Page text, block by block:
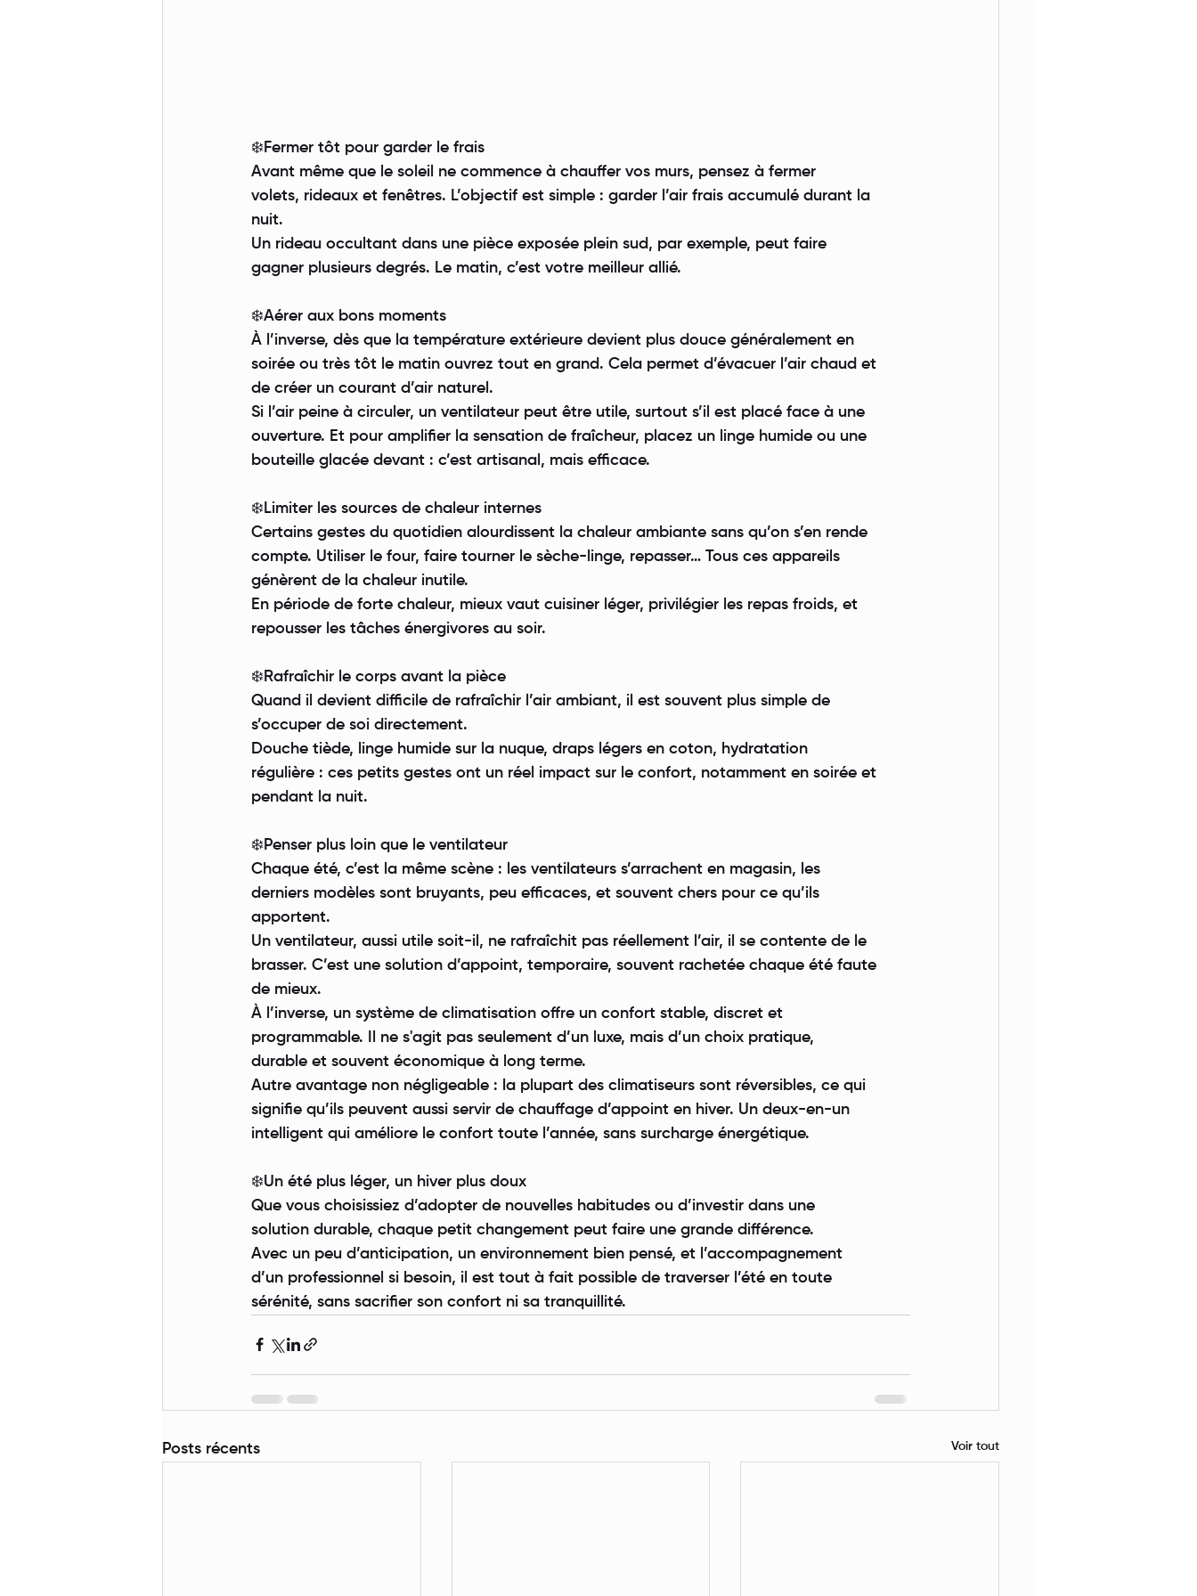
❄️Fermer tôt pour garder le frais
Avant même que le soleil ne commence à chauffer vos murs, pensez à fermer
volets, rideaux et fenêtres. L’objectif est simple : garder l’air frais accumulé durant la
nuit.
Un rideau occultant dans une pièce exposée plein sud, par exemple, peut faire
gagner plusieurs degrés. Le matin, c’est votre meilleur allié.
❄️Aérer aux bons moments
À l’inverse, dès que la température extérieure devient plus douce généralement en
soirée ou très tôt le matin ouvrez tout en grand. Cela permet d’évacuer l’air chaud et
de créer un courant d’air naturel.
Si l’air peine à circuler, un ventilateur peut être utile, surtout s’il est placé face à une
ouverture. Et pour amplifier la sensation de fraîcheur, placez un linge humide ou une
bouteille glacée devant : c’est artisanal, mais efficace.
❄️Limiter les sources de chaleur internes
Certains gestes du quotidien alourdissent la chaleur ambiante sans qu’on s’en rende
compte. Utiliser le four, faire tourner le sèche-linge, repasser… Tous ces appareils
génèrent de la chaleur inutile.
En période de forte chaleur, mieux vaut cuisiner léger, privilégier les repas froids, et
repousser les tâches énergivores au soir.
❄️Rafraîchir le corps avant la pièce
Quand il devient difficile de rafraîchir l’air ambiant, il est souvent plus simple de
s’occuper de soi directement.
Douche tiède, linge humide sur la nuque, draps légers en coton, hydratation
régulière : ces petits gestes ont un réel impact sur le confort, notamment en soirée et
pendant la nuit.
❄️Penser plus loin que le ventilateur
Chaque été, c’est la même scène : les ventilateurs s’arrachent en magasin, les
derniers modèles sont bruyants, peu efficaces, et souvent chers pour ce qu’ils
apportent.
Un ventilateur, aussi utile soit-il, ne rafraîchit pas réellement l’air, il se contente de le
brasser. C’est une solution d’appoint, temporaire, souvent rachetée chaque été faute
de mieux.
À l’inverse, un système de climatisation offre un confort stable, discret et
programmable. Il ne s'agit pas seulement d’un luxe, mais d’un choix pratique,
durable et souvent économique à long terme.
Autre avantage non négligeable : la plupart des climatiseurs sont réversibles, ce qui
signifie qu’ils peuvent aussi servir de chauffage d’appoint en hiver. Un deux-en-un
intelligent qui améliore le confort toute l’année, sans surcharge énergétique.
❄️Un été plus léger, un hiver plus doux
Que vous choisissiez d’adopter de nouvelles habitudes ou d’investir dans une
solution durable, chaque petit changement peut faire une grande différence.
Avec un peu d’anticipation, un environnement bien pensé, et l’accompagnement
d’un professionnel si besoin, il est tout à fait possible de traverser l’été en toute
sérénité, sans sacrifier son confort ni sa tranquillité.
Posts récents Voir tout